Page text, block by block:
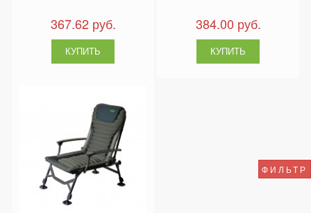
ФИЛЬТР
367.62 руб. 384.00 руб.